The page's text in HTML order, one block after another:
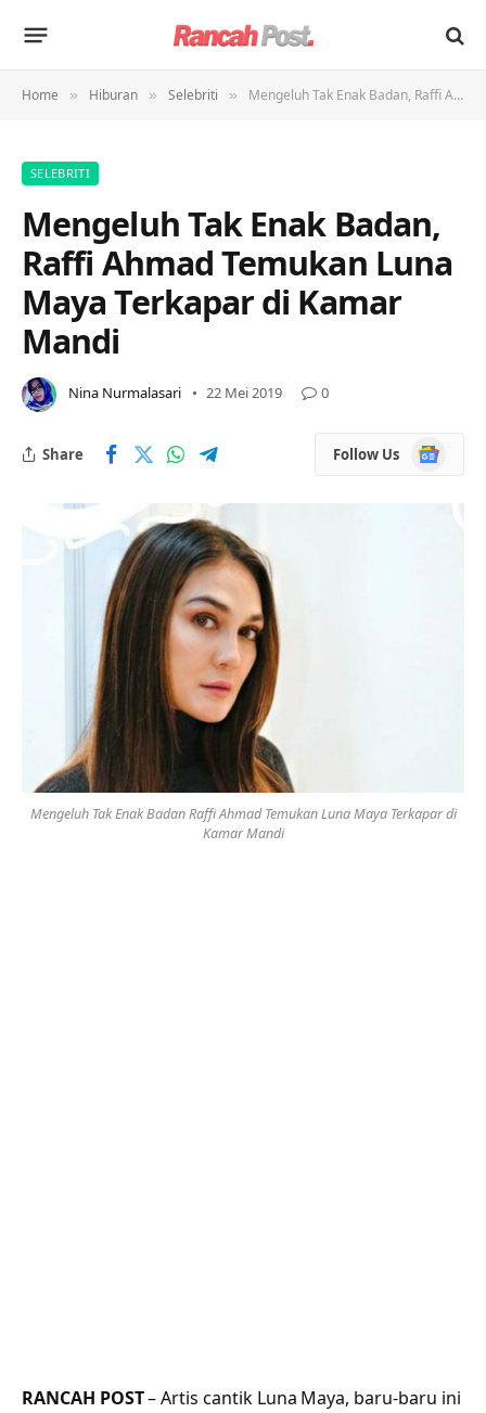
Home » Hiburan » Selebriti » Mengeluh Tak Enak Badan, Raffi Ahmad Temukan Luna Maya Terkapar di Kamar Mandi
SELEBRITI
Mengeluh Tak Enak Badan,
Raffi Ahmad Temukan Luna
Maya Terkapar di Kamar
Mandi
Nina Nurmalasari 22 Mei 2019 0
Share Follow Us
Google
News
Mengeluh Tak Enak Badan Raffi Ahmad Temukan Luna Maya Terkapar di
Kamar Mandi
RANCAH POST– Artis cantik Luna Maya, baru-baru ini